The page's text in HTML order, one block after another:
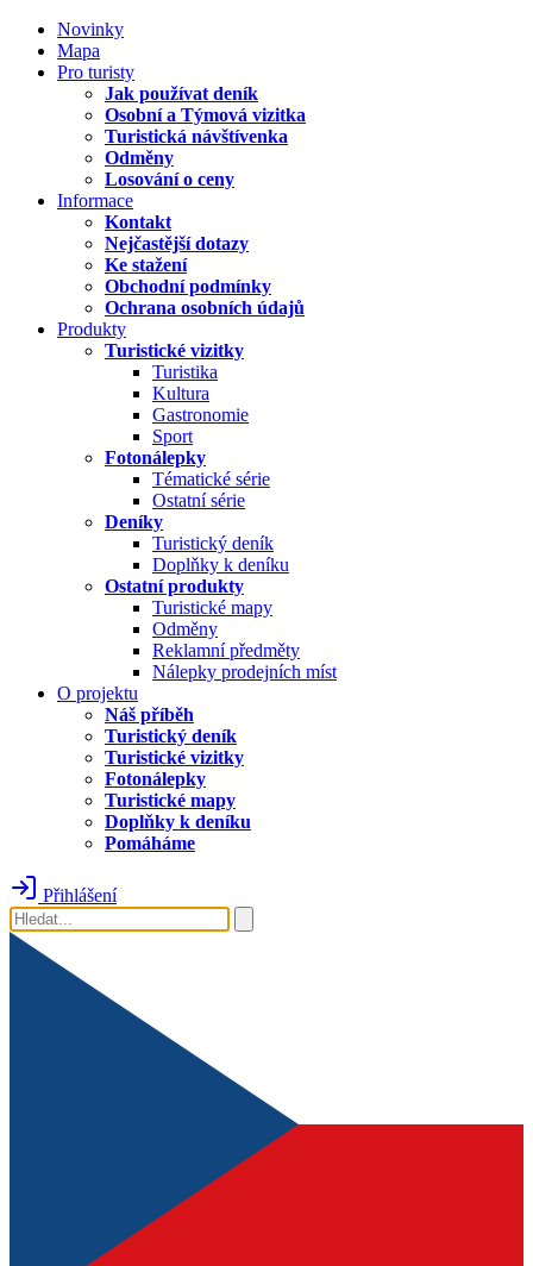
Novinky
Mapa
Pro turisty
Jak používat deník
Osobní a Týmová vizitka
Turistická návštívenka
Odměny
Losování o ceny
Informace
Kontakt
Nejčastější dotazy
Ke stažení
Obchodní podmínky
Ochrana osobních údajů
Produkty
Turistické vizitky
Turistika
Kultura
Gastronomie
Sport
Fotonálepky
Tématické série
Ostatní série
Deníky
Turistický deník
Doplňky k deníku
Ostatní produkty
Turistické mapy
Odměny
Reklamní předměty
Nálepky prodejních míst
O projektu
Náš příběh
Turistický deník
Turistické vizitky
Fotonálepky
Turistické mapy
Doplňky k deníku
Pomáháme
Přihlášení